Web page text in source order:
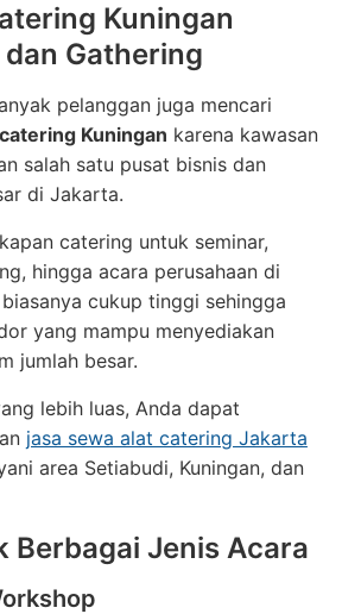
Kuningan
Gathering
pelanggan juga mencari
Kuningan karena kawasan
salah satu pusat bisnis dan
di Jakarta.
catering untuk seminar,
hingga acara perusahaan di
cukup tinggi sehingga
yang mampu menyediakan
jumlah besar.
lebih luas, Anda dapat
jasa sewa alat catering Jakarta
area Setiabudi, Kuningan, dan
Berbagai Jenis Acara